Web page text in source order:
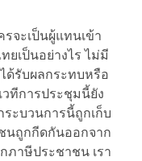
จะเป็นผู้แทนเข้า
ยเป็นอย่างไร ไม่มี
ด้รับผลกระทบหรือ
วทีการประชุมนี้ยัง
ะบวนการนี้ถูกเก็บ
นถูกกีดกันออกจาก
ภาษีประชาชน เรา